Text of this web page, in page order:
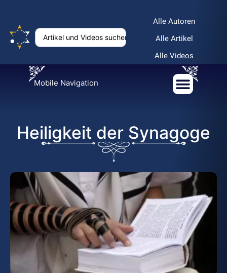
Alle Autoren
Alle Artikel
Alle Videos
Mobile Navigation
Heiligkeit der Synagoge